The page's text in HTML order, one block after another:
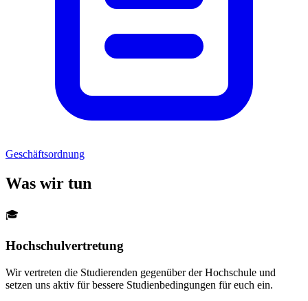
Geschäftsordnung
Was wir tun
🎓
Hochschulvertretung
Wir vertreten die Studierenden gegenüber der Hochschule und
setzen uns aktiv für bessere Studienbedingungen für euch ein.